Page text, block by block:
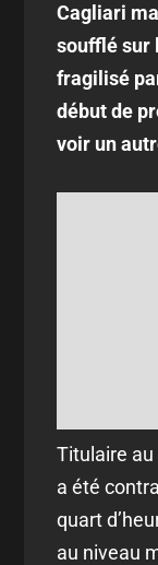
Cagliari
soufflé sur
fragilisé
début de
voir un
Titulaire au
a été
quart
au niveau